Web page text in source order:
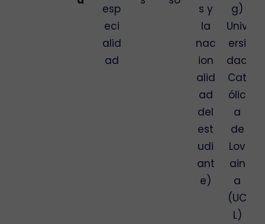
esp
eci
alid
ad
s y
la
nac
ion
alid
ad
del
est
udi
ant
e)
g)
Univ
ersi
dad
Cat
ólic
a
de
Lov
ain
a
(UC
L)